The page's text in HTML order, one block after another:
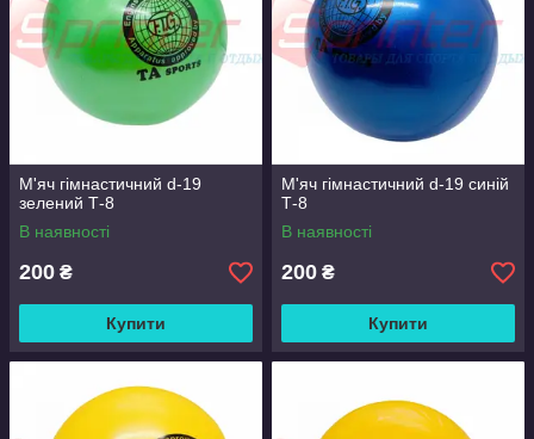
М'яч гімнастичний d-19
зелений Т-8
В наявності
200 ₴
Купити
М'яч гімнастичний d-19 синій
Т-8
В наявності
200 ₴
Купити